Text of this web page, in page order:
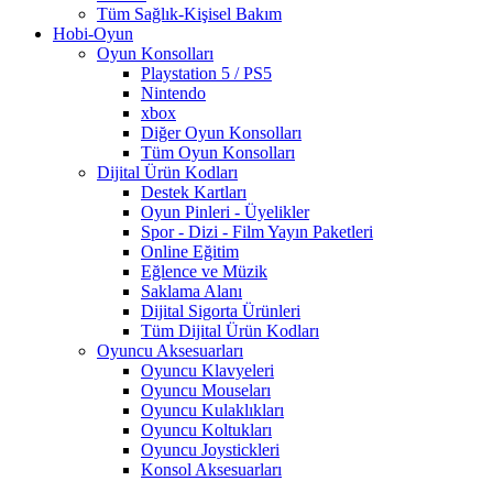
Tüm Sağlık-Kişisel Bakım
Hobi-Oyun
Oyun Konsolları
Playstation 5 / PS5
Nintendo
xbox
Diğer Oyun Konsolları
Tüm Oyun Konsolları
Dijital Ürün Kodları
Destek Kartları
Oyun Pinleri - Üyelikler
Spor - Dizi - Film Yayın Paketleri
Online Eğitim
Eğlence ve Müzik
Saklama Alanı
Dijital Sigorta Ürünleri
Tüm Dijital Ürün Kodları
Oyuncu Aksesuarları
Oyuncu Klavyeleri
Oyuncu Mouseları
Oyuncu Kulaklıkları
Oyuncu Koltukları
Oyuncu Joystickleri
Konsol Aksesuarları